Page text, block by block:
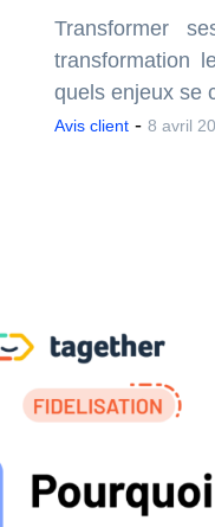
Transformer
transformation
quels enjeux se
Avis client- 8 avril